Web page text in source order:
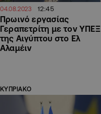
04.08.2023 12:45
Πρωινό εργασίας
Γεραπετρίτη με τον ΥΠΕΞ
της Αιγύπτου στο Ελ
Αλαμέιν
ΚΥΠΡΙΑΚΟ